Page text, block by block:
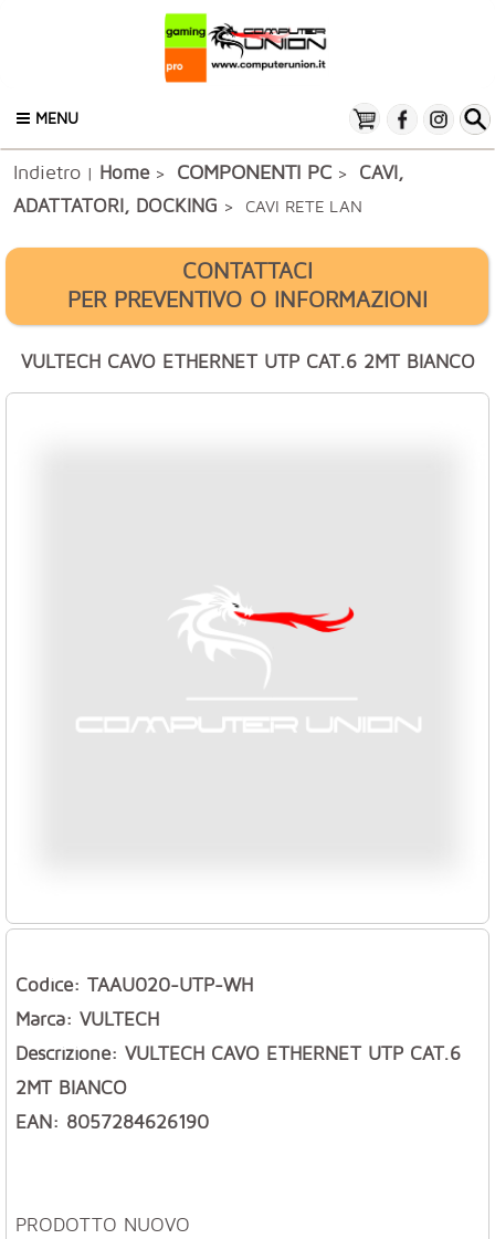
MENU
Indietro | Home> COMPONENTI PC > CAVI,
ADATTATORI, DOCKING > CAVI RETE LAN
CONTATTACI
PER PREVENTIVO O INFORMAZIONI
VULTECH CAVO ETHERNET UTP CAT.6 2MT BIANCO
Codice: TAAU020-UTP-WH
Marca: VULTECH
Descrizione: VULTECH CAVO ETHERNET UTP CAT.6
2MT BIANCO
EAN: 8057284626190
PRODOTTO NUOVO